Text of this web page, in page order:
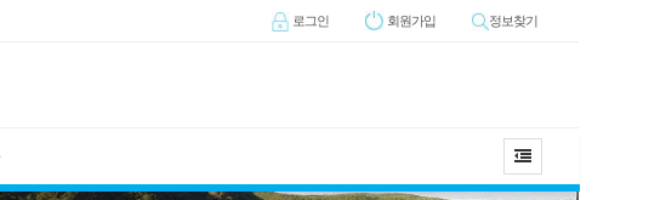
로그인 회원가입 정보찾기